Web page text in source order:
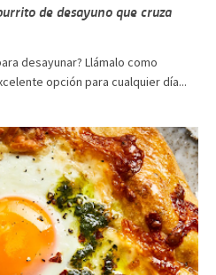
de desayuno que cruza
desayunar? Llámalo como
opción para cualquier día...